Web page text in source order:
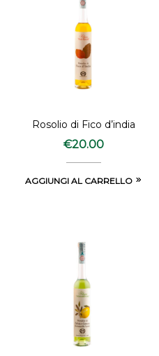
Rosolio di Fico d’india
€20.00
AGGIUNGI AL CARRELLO